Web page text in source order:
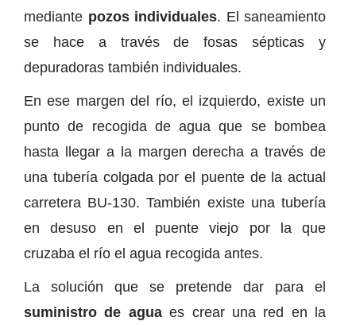
mediante pozos individuales. El saneamiento
se hace a través de fosas sépticas y
depuradoras también individuales.
En ese margen del río, el izquierdo, existe un
punto de recogida de agua que se bombea
hasta llegar a la margen derecha a través de
una tubería colgada por el puente de la actual
carretera BU-130. También existe una tubería
en desuso en el puente viejo por la que
cruzaba el río el agua recogida antes.
La solución que se pretende dar para el
suministro de aguaes crear una red en la